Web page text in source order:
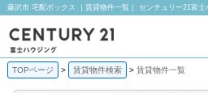
藤沢市 宅配ボックス ｜賃貸物件一覧｜ センチュリー21富士
TOPページ 賃貸物件検索 賃貸物件一覧